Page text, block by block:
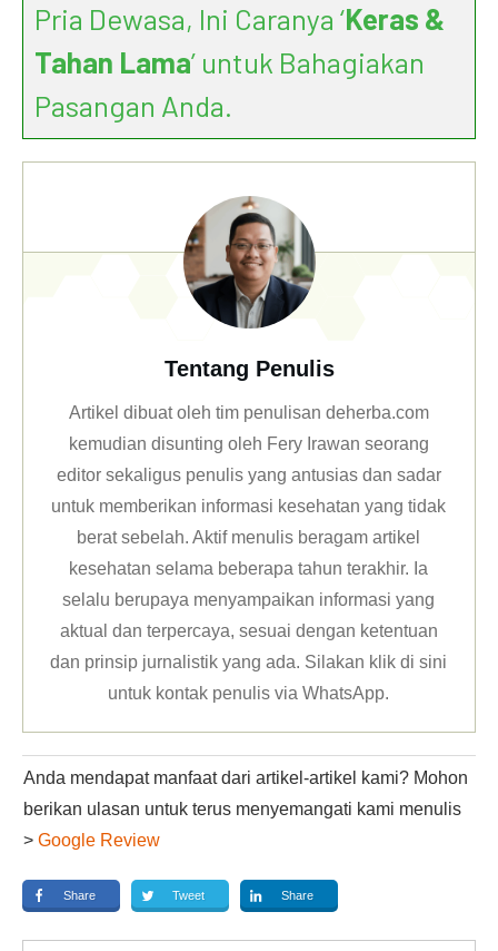
Pria Dewasa, Ini Caranya ‘Keras &
Tahan Lama’ untuk Bahagiakan
Pasangan Anda.
Tentang Penulis
Artikel dibuat oleh tim penulisan deherba.com
kemudian disunting oleh Fery Irawan seorang
editor sekaligus penulis yang antusias dan sadar
untuk memberikan informasi kesehatan yang tidak
berat sebelah. Aktif menulis beragam artikel
kesehatan selama beberapa tahun terakhir. Ia
selalu berupaya menyampaikan informasi yang
aktual dan terpercaya, sesuai dengan ketentuan
dan prinsip jurnalistik yang ada. Silakan klikdi sini
untuk kontak penulis via WhatsApp.
Anda mendapat manfaat dari artikel-artikel kami? Mohon
berikan ulasan untuk terus menyemangati kami menulis
> Google Review
Share Tweet Share